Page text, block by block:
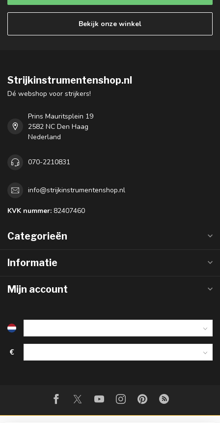
Bekijk onze winkel
Strijkinstrumentenshop.nl
Dé webshop voor strijkers!
Prins Mauritsplein 19
2582 NC Den Haag
Nederland
070-2210831
info@strijkinstrumentenshop.nl
KVK nummer: 82407460
Categorieën
Informatie
Mijn account
€